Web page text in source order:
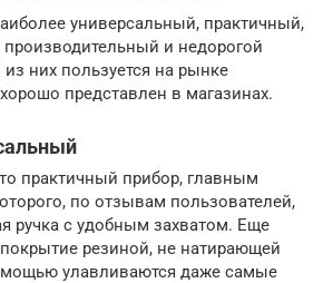
универсальный, практичный,
и недорогой
них пользуется на рынке
представлен в магазинах.
практичный прибор, главным
по отзывам пользователей,
ручка с удобным захватом. Еще
резиной, не натирающей
улавливаются даже самые